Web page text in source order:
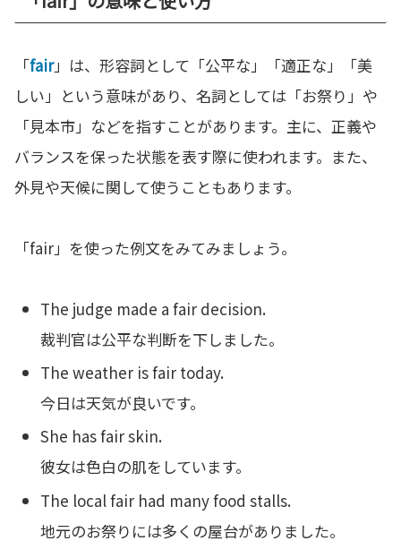
「fair」は、形容詞として「公平な」「適正な」「美
しい」という意味があり、名詞としては「お祭り」や
「見本市」などを指すことがあります。主に、正義や
バランスを保った状態を表す際に使われます。また、
外見や天候に関して使うこともあります。
「fair」を使った例文をみてみましょう。
The judge made a fair decision.
裁判官は公平な判断を下しました。
The weather is fair today.
今日は天気が良いです。
She has fair skin.
彼女は色白の肌をしています。
The local fair had many food stalls.
地元のお祭りには多くの屋台がありました。